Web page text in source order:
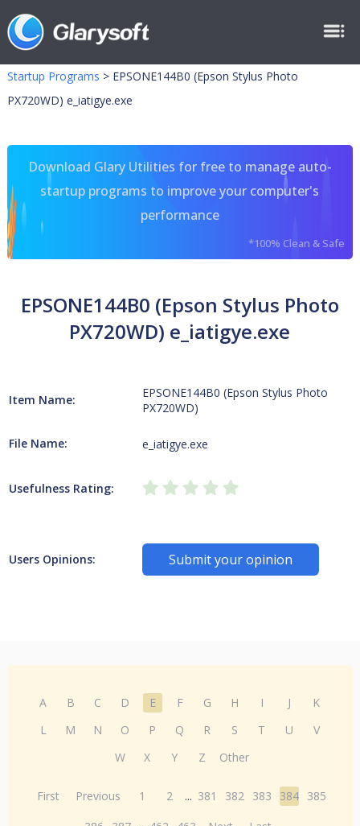
Startup Programs > EPSONE144B0 (Epson Stylus Photo
PX720WD) e_iatigye.exe
Download Glary Utilities for free to manage auto-
startup programs to improve your computer's
performance
*100% Clean & Safe
EPSONE144B0 (Epson Stylus Photo
PX720WD) e_iatigye.exe
Item Name:
EPSONE144B0 (Epson Stylus Photo
PX720WD)
File Name: e_iatigye.exe
Usefulness Rating:
Users Opinions: Submit your opinion
A B C D E F G H I J
K
L
M N O P Q R S T U
V
W
X Y Z Other
First Previous 1 2 ... 381 382 383 384 385